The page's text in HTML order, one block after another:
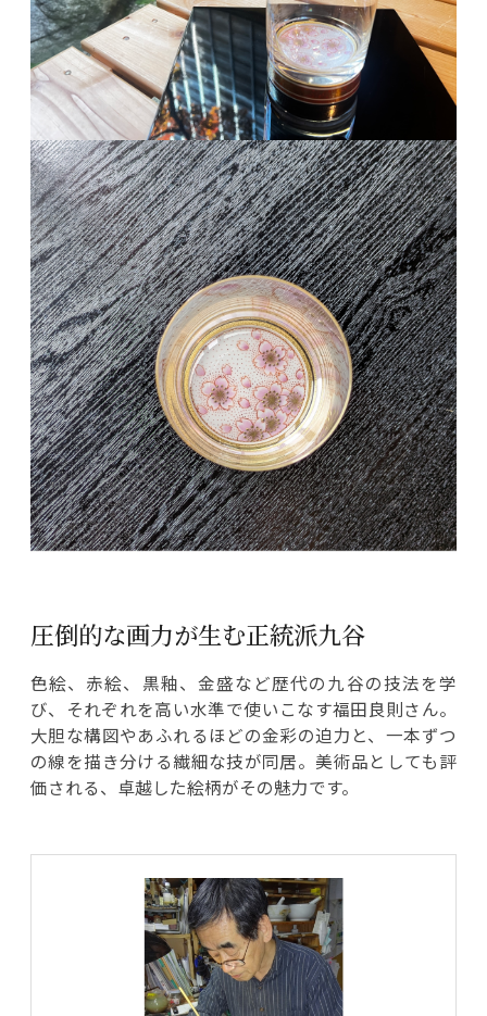
圧倒的な画力が生む正統派九谷
色絵、赤絵、黒釉、金盛など歴代の九谷の技法を学
び、それぞれを高い水準で使いこなす福田良則さん。
大胆な構図やあふれるほどの金彩の迫力と、一本ずつ
の線を描き分ける繊細な技が同居。美術品としても評
価される、卓越した絵柄がその魅力です。